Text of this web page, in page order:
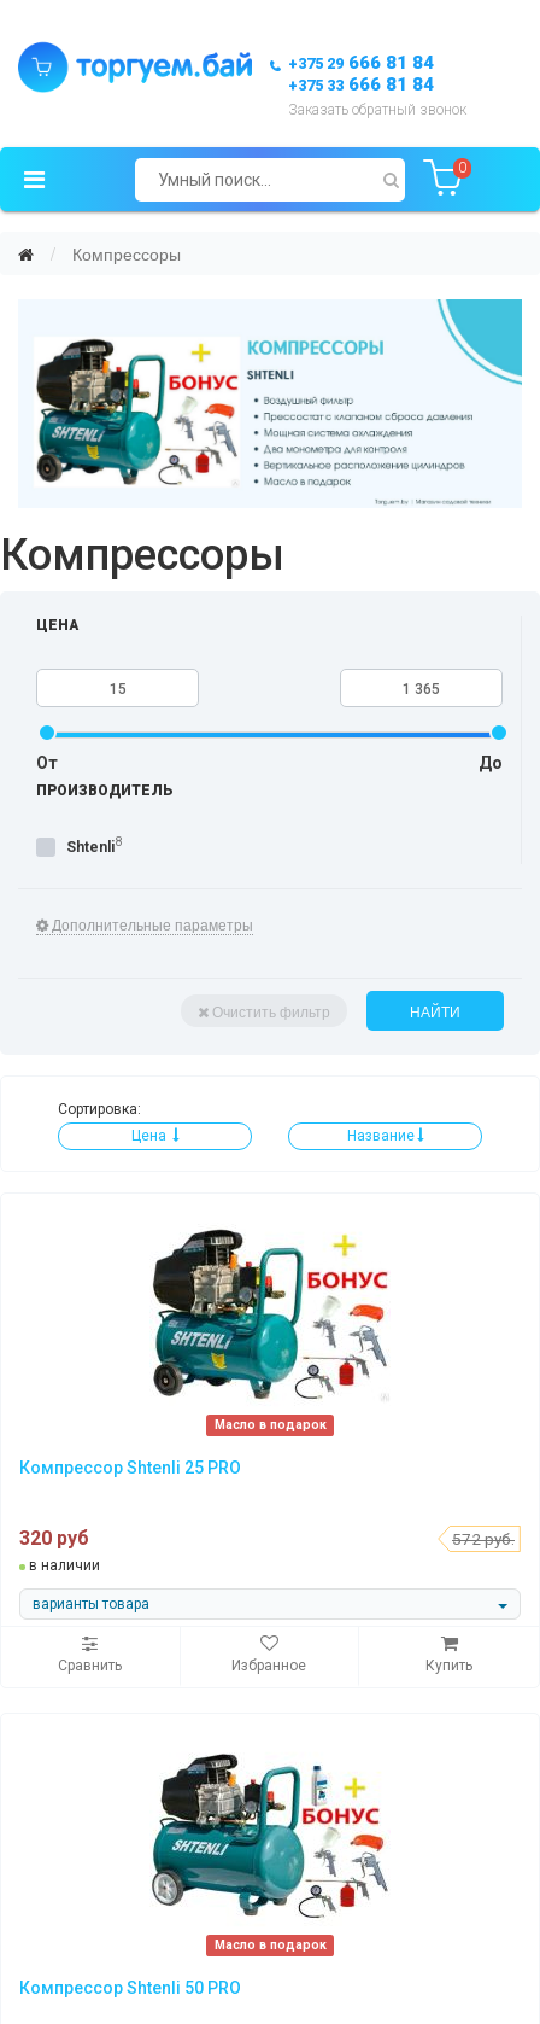
+375 29 666 81 84
+375 33 666 81 84
Заказать обратный звонок
0
Компрессоры
Компрессоры
ЦЕНА
От До
ПРОИЗВОДИТЕЛЬ
Shtenli8
Дополнительные параметры
Очистить фильтр НАЙТИ
Сортировка:
Цена
Название
Масло в подарок
Компрессор Shtenli 25 PRO
320 руб 572 руб.
в наличии
варианты товара
Сравнить Избранное Купить
Масло в подарок
Компрессор Shtenli 50 PRO